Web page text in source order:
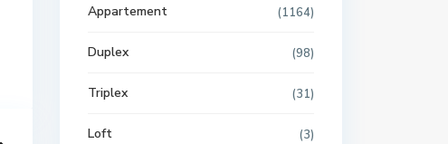
Appartement (1164)
Duplex (98)
Triplex (31)
Loft (3)